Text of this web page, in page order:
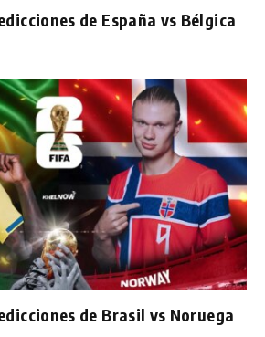
de España vs Bélgica
de Brasil vs Noruega